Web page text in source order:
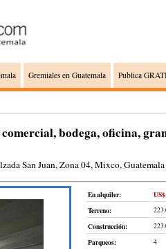
Gremiales en Guatemala Publica
bodega, oficina,
San Juan, Zona 04, Mixco, Guatemala
En alquiler:
Terreno:
Construcción:
Parqueos: 4